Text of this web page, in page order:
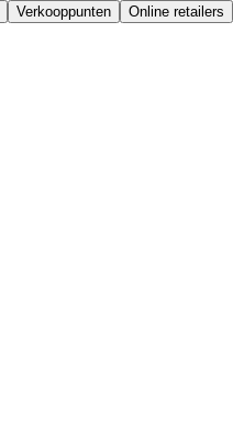
Verkooppunten Online retailers